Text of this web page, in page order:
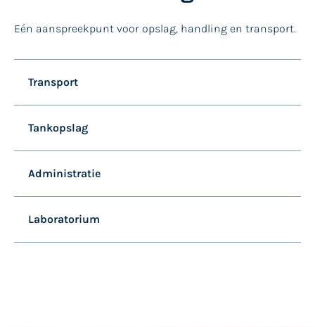
Eén aanspreekpunt voor opslag, handling en transport.
Transport
Tankopslag
Administratie
Laboratorium